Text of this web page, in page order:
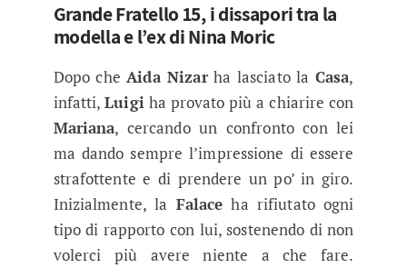
Grande Fratello 15, i dissapori tra la
modella e l’ex di Nina Moric
Dopo cheAida Nizarha lasciato la Casa,
infatti,Luigiha provato più a chiarire con
Mariana, cercando un confronto con lei
ma dando sempre l’impressione di essere
strafottente e di prendere un po’ in giro.
Inizialmente, la Falace ha rifiutato ogni
tipo di rapporto con lui, sostenendo di non
volerci più avere niente a che fare.